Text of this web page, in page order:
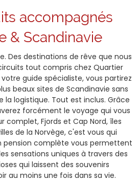
accompagnés
& Scandinavie
Des destinations de rêve que nous
tout compris chez Quartier
guide spécialiste, vous partirez
beaux sites de Scandinavie sans
la logistique. Tout est inclus. Grâce
forcément le voyage qui vous
complet, Fjords et Cap Nord, îles
de la Norvège, c'est vous qui
pension complète vous permettent
sensations uniques à travers des
qui laissent des souvenirs
au moins une fois dans sa vie.